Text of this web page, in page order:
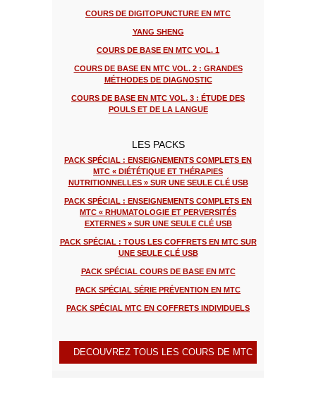
COURS DE DIGITOPUNCTURE EN MTC
YANG SHENG
COURS DE BASE EN MTC VOL. 1
COURS DE BASE EN MTC VOL. 2 : GRANDES
MÉTHODES DE DIAGNOSTIC
COURS DE BASE EN MTC VOL. 3 : ÉTUDE DES
POULS ET DE LA LANGUE
LES PACKS
PACK SPÉCIAL : ENSEIGNEMENTS COMPLETS EN
MTC « DIÉTÉTIQUE ET THÉRAPIES
NUTRITIONNELLES » SUR UNE SEULE CLÉ USB
PACK SPÉCIAL : ENSEIGNEMENTS COMPLETS EN
MTC « RHUMATOLOGIE ET PERVERSITÉS
EXTERNES » SUR UNE SEULE CLÉ USB
PACK SPÉCIAL : TOUS LES COFFRETS EN MTC SUR
UNE SEULE CLÉ USB
PACK SPÉCIAL COURS DE BASE EN MTC
PACK SPÉCIAL SÉRIE PRÉVENTION EN MTC
PACK SPÉCIAL MTC EN COFFRETS INDIVIDUELS
DECOUVREZ TOUS LES COURS DE MTC